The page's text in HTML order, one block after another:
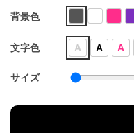
背景色
文字色 A A A
サイズ